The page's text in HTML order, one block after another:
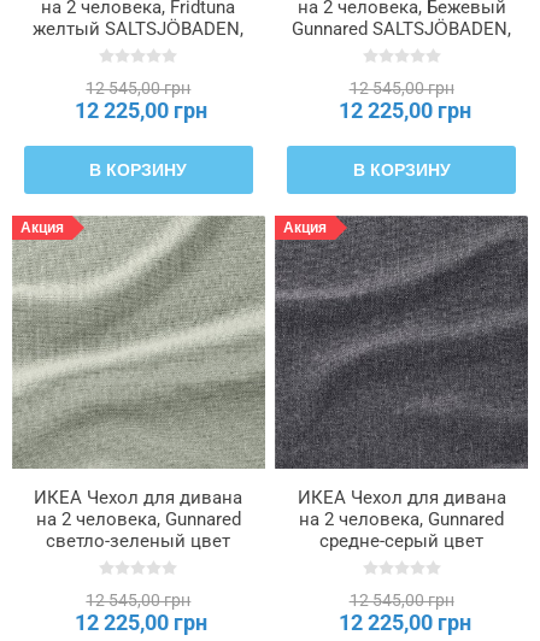
на 2 человека, Fridtuna
желтый SALTSJÖBADEN,
206.170.54
12 545,00 грн
12 225,00 грн
В КОРЗИНУ
на 2 человека, Бежевый
Gunnared SALTSJÖBADEN,
706.171.17
12 545,00 грн
12 225,00 грн
В КОРЗИНУ
Акция
ИКЕА Чехол для дивана
на 2 человека, Gunnared
светло-зеленый цвет
SALTSJÖBADEN,
12 545,00 грн
12 225,00 грн
Акция
ИКЕА Чехол для дивана
на 2 человека, Gunnared
средне-серый цвет
SALTSJÖBADEN,
12 545,00 грн
12 225,00 грн